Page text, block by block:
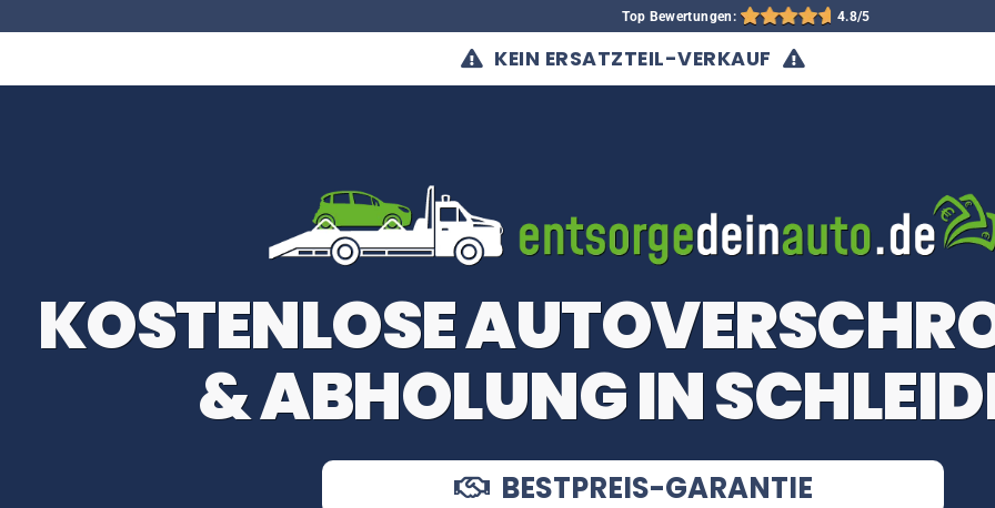
Top Bewertungen: 4.8/5
KEIN ERSATZTEIL-VERKAUF
KOSTENLOSE
& ABHOLUNG IN
BESTPREIS-GARANTIE